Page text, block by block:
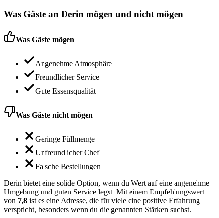
Was Gäste an Derin mögen und nicht mögen
Was Gäste mögen
Angenehme Atmosphäre
Freundlicher Service
Gute Essensqualität
Was Gäste nicht mögen
Geringe Füllmenge
Unfreundlicher Chef
Falsche Bestellungen
Derin bietet eine solide Option, wenn du Wert auf eine angenehme
Umgebung und guten Service legst. Mit einem Empfehlungswert
von 7,8 ist es eine Adresse, die für viele eine positive Erfahrung
verspricht, besonders wenn du die genannten Stärken suchst.